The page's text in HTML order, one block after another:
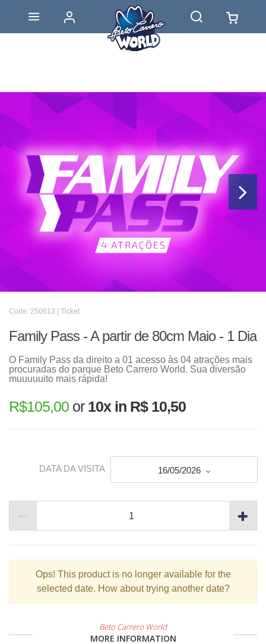
Code: 250613 | Ticket
Family Pass - A partir de 80cm Maio - 1 Dia
O Family Pass da direito a 01 acesso às 04 atrações mais
procuradas do parque Beto Carrero World. Sua diversão
muuuuuito mais rápida!
R$105,00 or 10x in R$ 10,50
DATA DA VISITA 16/05/2026
Ops! This product is no longer available for the
selected date. How about trying another date?
Beto Carrero World
MORE INFORMATION